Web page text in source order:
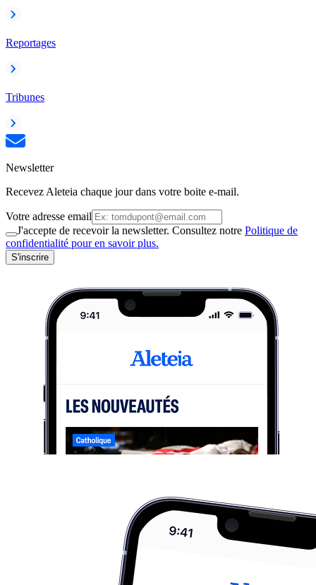
Reportages
Tribunes
Newsletter
Recevez Aleteia chaque jour dans votre boite e-mail.
Votre adresse email
J'accepte de recevoir la newsletter. Consultez notre Politique de
confidentialité pour en savoir plus.
S'inscrire